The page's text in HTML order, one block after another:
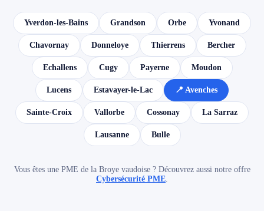
Yverdon-les-Bains Grandson Orbe Yvonand
Chavornay Donneloye Thierrens Bercher
Echallens Cugy Payerne Moudon
Lucens Estavayer-le-Lac 📍 Avenches
Sainte-Croix Vallorbe Cossonay La Sarraz
Lausanne Bulle
Vous êtes une PME de la Broye vaudoise ? Découvrez aussi notre offre
Cybersécurité PME.